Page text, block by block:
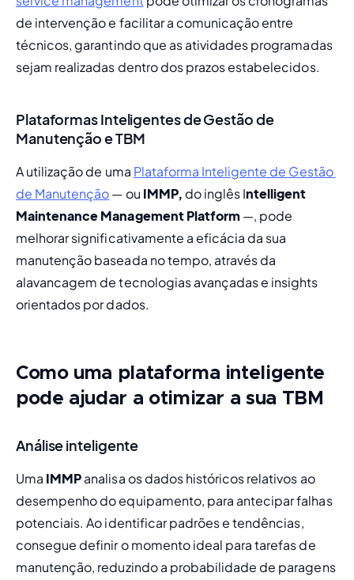
de intervenção e facilitar a comunicação entre
técnicos, garantindo que as atividades programadas
sejam realizadas dentro dos prazos estabelecidos.
Plataformas Inteligentes de Gestão de
Manutenção e TBM
A utilização de uma Plataforma Inteligente de Gestão
de Manutenção — ou IMMP, do inglês Intelligent
Maintenance Management Platform —, pode
melhorar significativamente a eficácia da sua
manutenção baseada no tempo, através da
alavancagem de tecnologias avançadas e insights
orientados por dados.
Como uma plataforma inteligente
pode ajudar a otimizar a sua TBM
Análise inteligente
Uma IMMP analisa os dados históricos relativos ao
desempenho do equipamento, para antecipar falhas
potenciais. Ao identificar padrões e tendências,
consegue definir o momento ideal para tarefas de
manutenção, reduzindo a probabilidade de paragens